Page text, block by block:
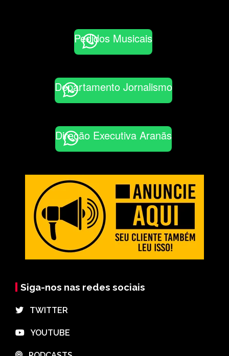
Pedidos Musicais
Departamento Jornalismo
Direção Executiva Aranãs
Siga-nos nas redes sociais
⠀TWITTER
⠀YOUTUBE